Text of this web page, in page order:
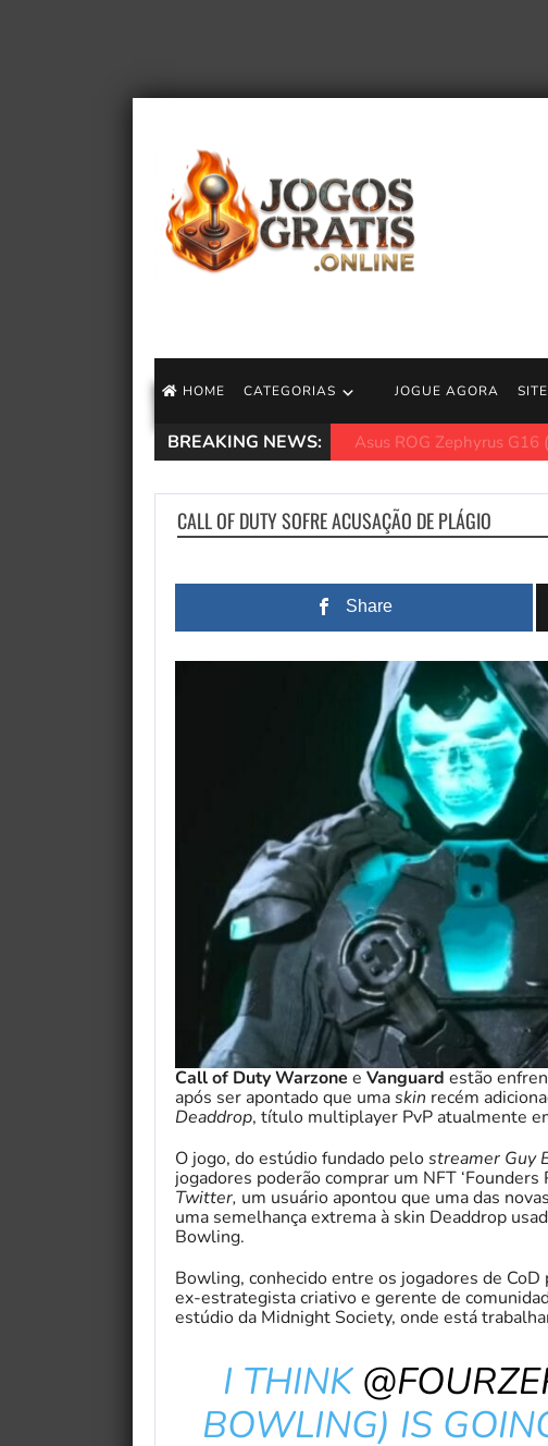
HOME CATEGORIAS JOGUE AGORA
BREAKING NEWS: Sadie Sink não pode
CALL OF DUTY SOFRE ACUSAÇÃO DE PLÁGIO
Share
Call of Duty Warzone e Vanguard estão
após ser apontado que umaskin recém
Deaddrop, título multiplayer PvP atualmente
O jogo, do estúdio fundado pelostreamer Guy
jogadores poderão comprar um NFT ‘Founders
Twitter, um usuário apontou que uma das
uma semelhança extrema à skin Deaddrop
Bowling.
Bowling, conhecido entre os jogadores de
ex-estrategista criativo e gerente de
estúdio da Midnight Society, onde está
I THINK
BOWLING) IS